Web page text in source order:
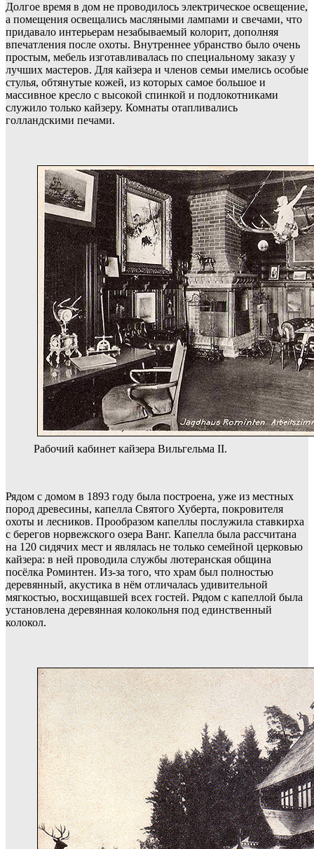
Долгое время в дом не проводилось электрическое освещение,
а помещения освещались масляными лампами и свечами, что
придавало интерьерам незабываемый колорит, дополняя
впечатления после охоты. Внутреннее убранство было очень
простым, мебель изготавливалась по специальному заказу у
лучших мастеров. Для кайзера и членов семьи имелись особые
стулья, обтянутые кожей, из которых самое большое и
массивное кресло с высокой спинкой и подлокотниками
служило только кайзеру. Комнаты отапливались
голландскими печами.
Рабочий кабинет кайзера Вильгельма II.
Рядом с домом в 1893 году была построена, уже из местных
пород древесины, капелла Святого Хуберта, покровителя
охоты и лесников. Прообразом капеллы послужила ставкирха
с берегов норвежского озера Ванг. Капелла была рассчитана
на 120 сидячих мест и являлась не только семейной церковью
кайзера: в ней проводила службы лютеранская община
посёлка Роминтен. Из-за того, что храм был полностью
деревянный, акустика в нём отличалась удивительной
мягкостью, восхищавшей всех гостей. Рядом с капеллой была
установлена деревянная колокольня под единственный
колокол.